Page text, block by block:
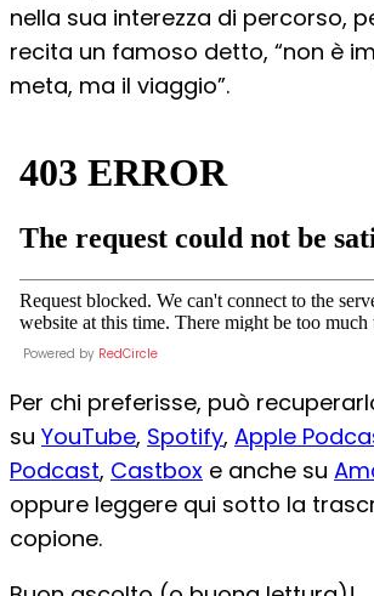
nella sua interezza di percorso,
recita un famoso detto, “non è
meta, ma il viaggio”.
Powered by RedCircle
Per chi preferisse, può
su YouTube, Spotify, Apple
Podcast, Castbox e anche su
oppure leggere qui sotto la
copione.